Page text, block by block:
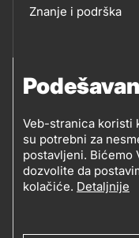
Veb-stranica koristi
su potrebni za
postavljeni. Bićemo
dozvolite da
kolačiće. Detaljnije
Footer
Znanje i podrška
PRATITE
NAS
Petrol d.o.o.
Zmajeva 12V,